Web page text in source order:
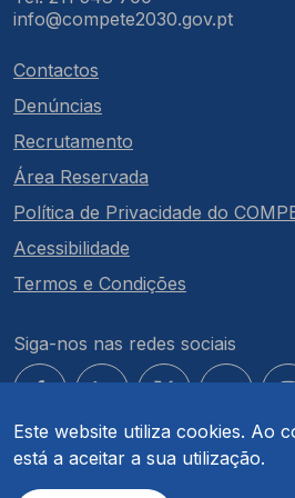
Este website utiliza cookies. Ao
está a aceitar a sua utilização.
info@compete2030.gov.pt
Contactos
Denúncias
Recrutamento
Área Reservada
Política de Privacidade do
Acessibilidade
Termos e Condições
Siga-nos nas redes sociais